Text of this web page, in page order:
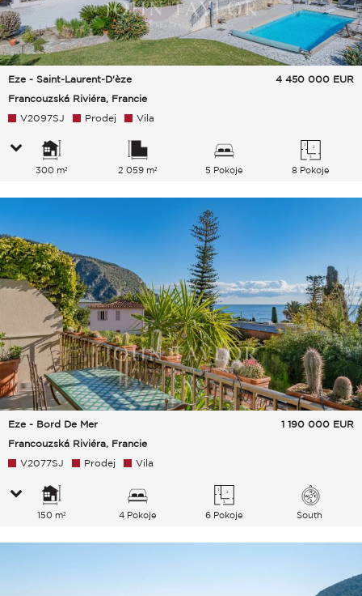
Eze - Saint-Laurent-D'èze
Francouzská Riviéra, Francie
4 450 000 EUR
V2097SJ Prodej Vila
300 m² 2 059 m² 5 Pokoje 8 Pokoje
Eze - Bord De Mer
Francouzská Riviéra, Francie
1 190 000 EUR
V2077SJ Prodej Vila
150 m² 4 Pokoje 6 Pokoje South